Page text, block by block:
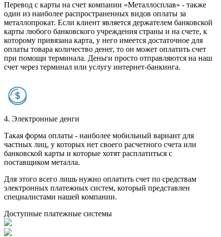
Перевод с карты на счет компании «Металлосплав» - также
один из наиболее распространенных видов оплаты за
металлопрокат. Если клиент является держателем банковской
карты любого банковского учреждения страны и на счете, к
которому привязана карта, у него имеется достаточное для
оплаты товара количество денег, то он может оплатить счет
при помощи терминала. Деньги просто отправляются на наш
счет через терминал или услугу интернет-банкинга.
4. Электронные денги
Такая форма оплаты - наиболее мобильный вариант для
частных лиц, у которых нет своего расчетного счета или
банковской карты и которые хотят расплатиться с
поставщиком металла.
Для этого всего лишь нужно оплатить счет по средствам
электронных платежных систем, который представлен
специалистами нашей компании.
Доступные платежные системы